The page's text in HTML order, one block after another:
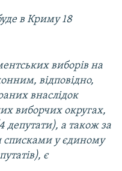
в Криму 18
виборів на
відповідно,
внаслідок
виборчих округах,
депутати), а також за
у єдиному
є